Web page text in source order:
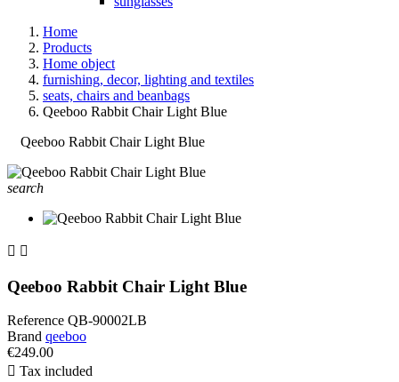
Home
Products
Home object
furnishing, decor, lighting and textiles
seats, chairs and beanbags
Qeeboo Rabbit Chair Light Blue
Qeeboo Rabbit Chair Light Blue
search
 
Qeeboo Rabbit Chair Light Blue
Reference QB-90002LB
Brand qeeboo
€249.00
 Tax included